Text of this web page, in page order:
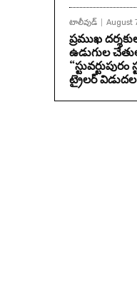
టాలీవుడ్ August
ప్రముఖ
ఉడుగుల
ట్రైలర్ విడుదల